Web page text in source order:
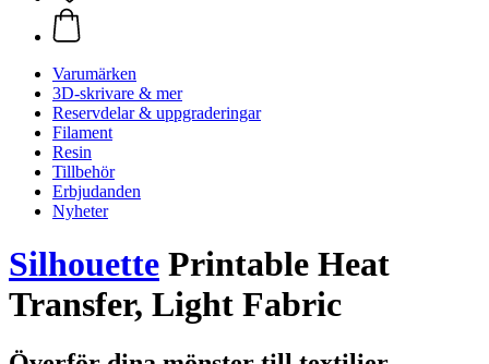
Varumärken
3D-skrivare & mer
Reservdelar & uppgraderingar
Filament
Resin
Tillbehör
Erbjudanden
Nyheter
Silhouette Printable Heat
Transfer, Light Fabric